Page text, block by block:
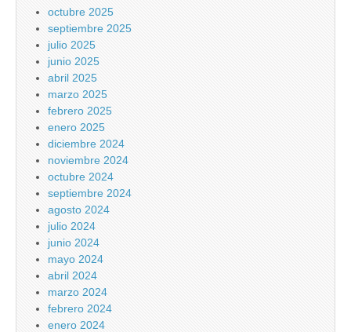
octubre 2025
septiembre 2025
julio 2025
junio 2025
abril 2025
marzo 2025
febrero 2025
enero 2025
diciembre 2024
noviembre 2024
octubre 2024
septiembre 2024
agosto 2024
julio 2024
junio 2024
mayo 2024
abril 2024
marzo 2024
febrero 2024
enero 2024